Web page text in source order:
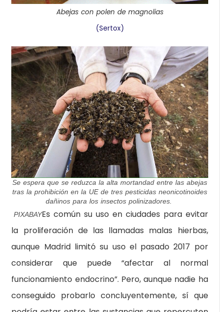
Abejas con polen de magnolias
(Sertox)
Se espera que se reduzca la alta mortandad entre las abejas
tras la prohibición en la UE de tres pesticidas neonicotinoides
dañinos para los insectos polinizadores.
PIXABAYEs común su uso en ciudades para evitar
la proliferación de las llamadas malas hierbas,
aunque Madrid limitó su uso el pasado 2017 por
considerar que puede “afectar al normal
funcionamiento endocrino”. Pero, aunque nadie ha
conseguido probarlo concluyentemente, sí que